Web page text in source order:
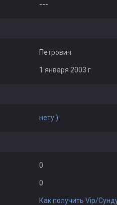
---
Петрович
1 января 2003 г
нету )
0
0
Как получить Vip/